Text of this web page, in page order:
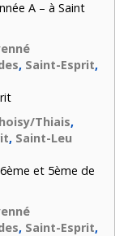
A – à Saint
, Saint-Esprit,
Thiais,
, Saint-Leu
et 5ème de
, Saint-Esprit,